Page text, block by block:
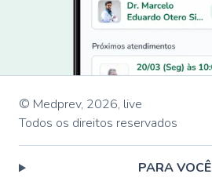
© Medprev, 2026, live
Todos os direitos reservados
PARA VOCÊ